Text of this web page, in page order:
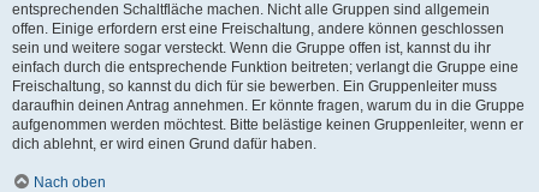
entsprechenden Schaltfläche machen. Nicht alle Gruppen sind allgemein
offen. Einige erfordern erst eine Freischaltung, andere können geschlossen
sein und weitere sogar versteckt. Wenn die Gruppe offen ist, kannst du ihr
einfach durch die entsprechende Funktion beitreten; verlangt die Gruppe eine
Freischaltung, so kannst du dich für sie bewerben. Ein Gruppenleiter muss
daraufhin deinen Antrag annehmen. Er könnte fragen, warum du in die Gruppe
aufgenommen werden möchtest. Bitte belästige keinen Gruppenleiter, wenn er
dich ablehnt, er wird einen Grund dafür haben.
Nach oben